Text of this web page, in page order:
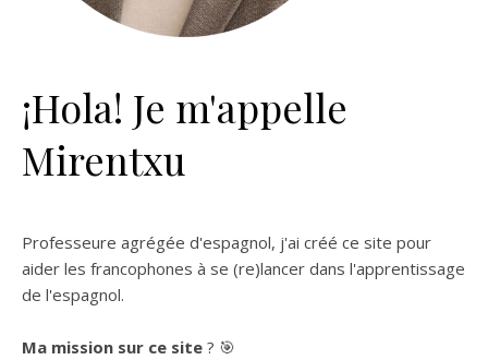
¡Hola! Je m'appelle
Mirentxu
Professeure agrégée d'espagnol, j'ai créé ce site pour
aider les francophones à se (re)lancer dans l'apprentissage
de l'espagnol.
Ma mission sur ce site ? 🎯